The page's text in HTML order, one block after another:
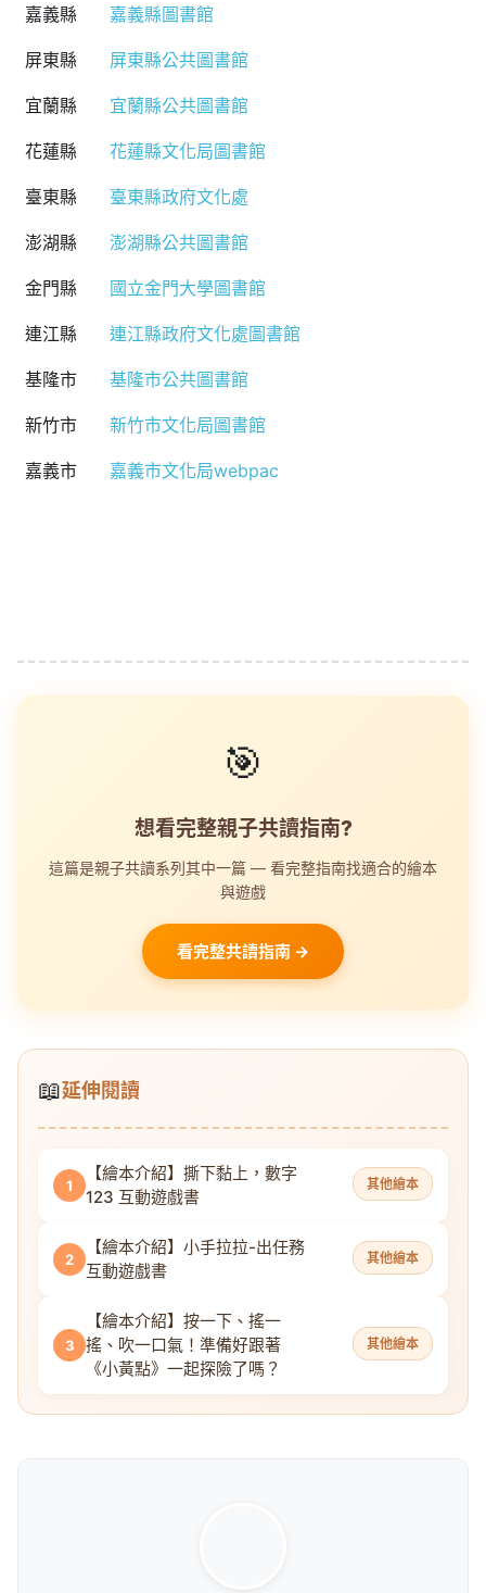
嘉義縣 嘉義縣圖書館
屏東縣 屏東縣公共圖書館
宜蘭縣 宜蘭縣公共圖書館
花蓮縣 花蓮縣文化局圖書館
臺東縣 臺東縣政府文化處
澎湖縣 澎湖縣公共圖書館
金門縣 國立金門大學圖書館
連江縣 連江縣政府文化處圖書館
基隆市 基隆市公共圖書館
新竹市 新竹市文化局圖書館
嘉義市 嘉義市文化局webpac
🎯
想看完整親子共讀指南?
這篇是親子共讀系列其中一篇 — 看完整指南找適合的繪本
與遊戲
看完整共讀指南 →
📖延伸閱讀
1
【繪本介紹】撕下黏上，數字
123 互動遊戲書
其他繪本
2
【繪本介紹】小手拉拉-出任務
互動遊戲書
其他繪本
3
【繪本介紹】按一下、搖一
搖、吹一口氣！準備好跟著
《小黃點》一起探險了嗎？
其他繪本